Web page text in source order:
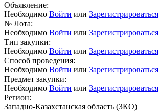
Объявление:
Необходимо Войти или Зарегистрироваться
№ Лота:
Необходимо Войти или Зарегистрироваться
Тип закупки:
Необходимо Войти или Зарегистрироваться
Способ проведения:
Необходимо Войти или Зарегистрироваться
Предмет закупки:
Необходимо Войти или Зарегистрироваться
Регион:
Западно-Казахстанская область (ЗКО)